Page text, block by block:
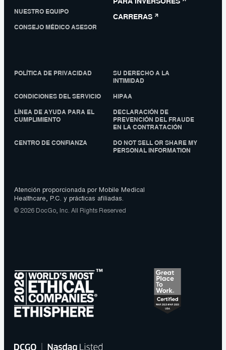
NUESTRO EQUIPO
CONSEJO MÉDICO ASESOR
CARRERAS
POLÍTICA DE PRIVACIDAD
SU DERECHO A LA
INTIMIDAD
CONDICIONES DEL SERVICIO HIPAA
LÍNEA DE AYUDA PARA EL
CUMPLIMIENTO
DECLARACIÓN DE
PREVENCIÓN DEL FRAUDE
EN LA CONTRATACIÓN
CENTRO DE CONFIANZA
DO NOT SELL OR SHARE MY
PERSONAL INFORMATION
Atención proporcionada por Mobile Medical
Healthcare, P.C. y prácticas afiliadas.
© 2026 DocGo, Inc. All Rights Reserved